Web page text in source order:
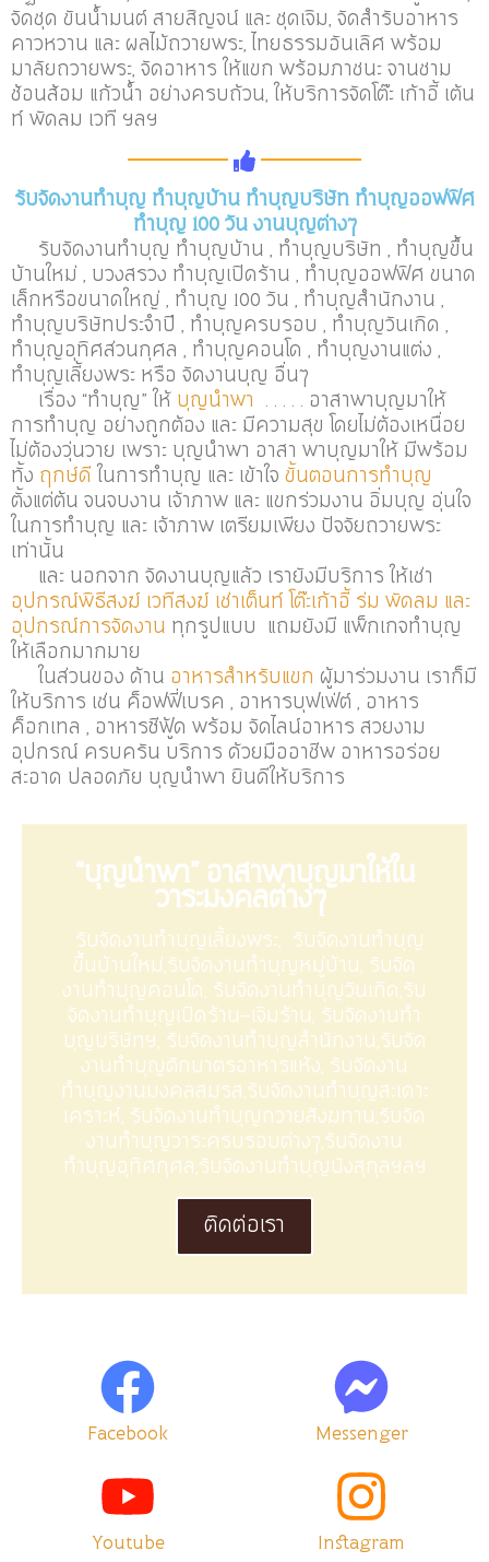
จัดชุด ขันน้ำมนต์ สายสิญจน์ และ ชุดเจิม, จัดสำรับอาหาร
คาวหวาน และ ผลไม้ถวายพระ, ไทยธรรมอันเลิศ พร้อม
มาลัยถวายพระ, จัดอาหาร ให้แขก พร้อมภาชนะ จานชาม
ช้อนส้อม แก้วน้ำ อย่างครบถ้วน, ให้บริการจัดโต๊ะ เก้าอี้ เต้น
ท์ พัดลม เวที ฯลฯ
รับจัดงานทำบุญ ทำบุญบ้าน ทำบุญบริษัท ทำบุญออฟฟิศ
ทำบุญ 100 วัน งานบุญต่างๆ
รับจัดงานทำบุญ ทำบุญบ้าน , ทำบุญบริษัท , ทำบุญขึ้น
บ้านใหม่ , บวงสรวง ทำบุญเปิดร้าน , ทำบุญออฟฟิศ ขนาด
เล็กหรือขนาดใหญ่ , ทำบุญ 100 วัน , ทำบุญสำนักงาน ,
ทำบุญบริษัทประจำปี , ทำบุญครบรอบ , ทำบุญวันเกิด ,
ทำบุญอุทิศส่วนกุศล , ทำบุญคอนโด , ทำบุญงานแต่ง ,
ทำบุญเลี้ยงพระ หรือ จัดงานบุญ อื่นๆ
เรื่อง “ทำบุญ” ให้บุญนำพา . . . . . อาสาพาบุญมาให้
การทำบุญ อย่างถูกต้อง และ มีความสุข โดยไม่ต้องเหนื่อย
ไม่ต้องวุ่นวาย เพราะ บุญนำพา อาสา พาบุญมาให้ มีพร้อม
ทั้ง ฤกษ์ดีในการทำบุญ และ เข้าใจขั้นตอนการทำบุญ
ตั้งแต่ต้น จนจบงาน เจ้าภาพ และ แขกร่วมงาน อิ่มบุญ อุ่นใจ
ในการทำบุญ และ เจ้าภาพ เตรียมเพียง ปัจจัยถวายพระ
เท่านั้น
และ นอกจาก จัดงานบุญแล้ว เรายังมีบริการ ให้เช่า
อุปกรณ์พิธีสงฆ์ เวทีสงฆ์ เช่าเต็นท์ โต๊ะเก้าอี้ ร่ม พัดลม และ
อุปกรณ์การจัดงาน ทุกรูปแบบ แถมยังมี แพ็กเกจทำบุญ
ให้เลือกมากมาย
ในส่วนของ ด้าน อาหารสำหรับแขก ผู้มาร่วมงาน เราก็มี
ให้บริการ เช่น ค็อฟฟี่เบรค , อาหารบุฟเฟ่ต์ , อาหาร
ค็อกเทล , อาหารซีฟู้ด พร้อม จัดไลน์อาหาร สวยงาม
อุปกรณ์ ครบครัน บริการ ด้วยมืออาชีพ อาหารอร่อย
สะอาด ปลอดภัย บุญนำพา ยินดีให้บริการ
“บุญนำพา” อาสาพาบุญมาให้ใน
วาระมงคลต่างๆ
รับจัดงานทำบุญเลี้ยงพระ, รับจัดงานทำบุญ
ขึ้นบ้านใหม่,รับจัดงานทำบุญหมู่บ้าน, รับจัด
งานทำบุญคอนโด, รับจัดงานทำบุญวันเกิด,รับ
จัดงานทำบุญเปิดร้าน-เจิมร้าน, รับจัดงานทำ
บุญบริษัทฯ, รับจัดงานทำบุญสำนักงาน,รับจัด
งานทำบุญตักบาตรอาหารแห้ง, รับจัดงาน
ทำบุญงานมงคลสมรส,รับจัดงานทำบุญสะเดาะ
เคราะห์, รับจัดงานทำบุญถวายสังฆทาน,รับจัด
งานทำบุญวาระครบรอบต่างๆ,รับจัดงาน
ทำบุญอุทิศกุศล,รับจัดงานทำบุญบังสุกุลฯลฯ
ติดต่อเรา
Facebook Messenger
Youtube Instagram